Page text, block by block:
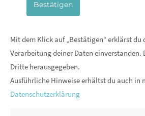
Bestätigen
Mit dem Klick auf „Bestätigen“ erklärst du
Verarbeitung deiner Daten einverstanden.
Dritte herausgegeben.
Ausführliche Hinweise erhältst du auch in
Datenschutzerklärung